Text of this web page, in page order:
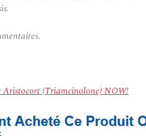
(Triamcinolone) NOW!